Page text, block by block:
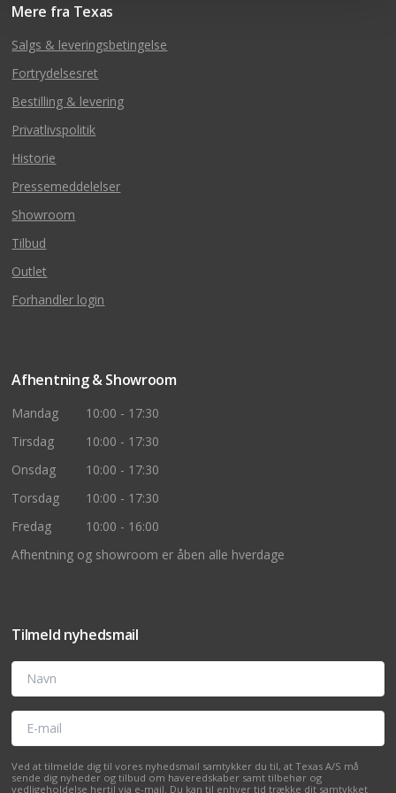
Mere fra Texas
Salgs & leveringsbetingelse
Fortrydelsesret
Bestilling & levering
Privatlivspolitik
Historie
Pressemeddelelser
Showroom
Tilbud
Outlet
Forhandler login
Afhentning & Showroom
Mandag
10:00 - 17:30
Tirsdag
10:00 - 17:30
Onsdag
10:00 - 17:30
Torsdag
10:00 - 17:30
Fredag
10:00 - 16:00
Afhentning og showroom er åben alle hverdage
Tilmeld nyhedsmail
Navn
E-mail
Ved at tilmelde dig til vores nyhedsmail samtykker du til, at Texas A/S må
sende dig nyheder og tilbud om haveredskaber samt tilbehør og
vedligeholdelse hertil via e-mail. Du kan til enhver tid trække dit samtykket